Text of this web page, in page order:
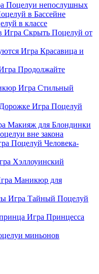
Поцелуи непослушных
в Бассейне
в классе
Игра Скрыть Поцелуй от
Игра Красавица и
Продолжайте
Игра Стильный
Игра Поцелуй
Макияж для Блондинки
вне закона
Поцелуй Человека-
Хэллоуинский
Маникюр для
Игра Тайный Поцелуй
Игра Принцесса
миньонов